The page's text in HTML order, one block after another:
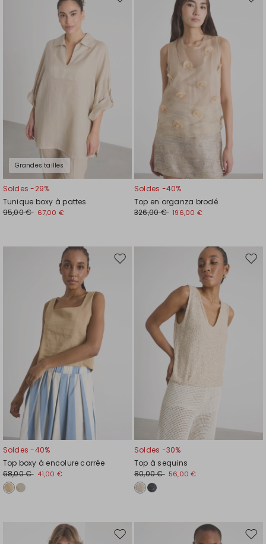
Grandes tailles
Soldes -29%
Tunique boxy à pattes
95,00 € 67,00 €
Soldes -40%
Top en organza brodé
326,00 € 196,00 €
Ajouter
souhaits
Soldes -40%
Top boxy à encolure carrée
68,00 € 41,00 €
Soldes -30%
Top à sequins
80,00 € 56,00 €
Ajouter